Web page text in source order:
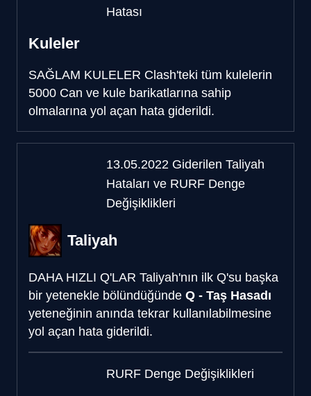
Hatası
Kuleler
SAĞLAM KULELER Clash'teki tüm kulelerin
5000 Can ve kule barikatlarına sahip
olmalarına yol açan hata giderildi.
13.05.2022 Giderilen Taliyah
Hataları ve RURF Denge
Değişiklikleri
Taliyah
DAHA HIZLI Q'LAR Taliyah'nın ilk Q'su başka
bir yetenekle bölündüğünde Q - Taş Hasadı
yeteneğinin anında tekrar kullanılabilmesine
yol açan hata giderildi.
RURF Denge Değişiklikleri